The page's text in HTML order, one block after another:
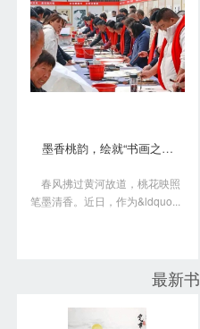
墨香桃韵，绘就“书画之乡”新画卷
春风拂过黄河故道，桃花映照
笔墨清香。近日，作为&ldquo...
最新